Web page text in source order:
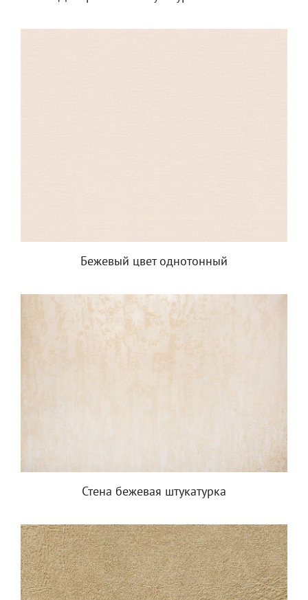
Бежевый цвет однотонный
Стена бежевая штукатурка